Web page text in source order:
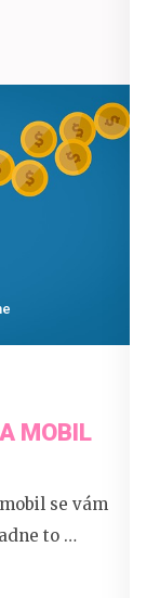
MOBIL
se vám
to …